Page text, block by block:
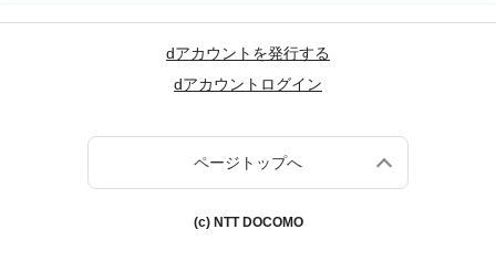
dアカウントを発行する
dアカウントログイン
ページトップへ
(c) NTT DOCOMO